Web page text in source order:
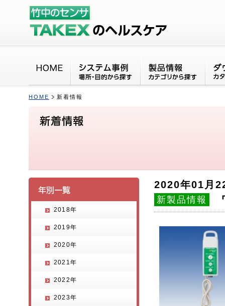
HOME 新着情報
2018年
2019年
2020年
2021年
2022年
2023年
2020年01月
新製品情報